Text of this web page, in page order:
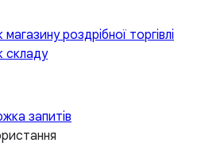
магазину роздрібної торгівлі
складу
запитів